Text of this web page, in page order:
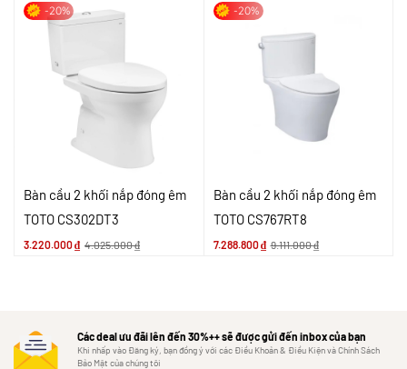
-20%
Bàn cầu 2 khối nắp đóng êm
TOTO CS302DT3
3.220.000₫ 4.025.000₫
-20%
Bàn cầu 2 khối nắp đóng êm
TOTO CS767RT8
7.288.800₫ 9.111.000₫
Các deal ưu đãi lên đến 30%++ sẽ được gửi đến inbox của bạn
Khi nhấp vào Đăng ký, bạn đồng ý với các Điều Khoản & Điều Kiện và Chính Sách
Bảo Mật của chúng tôi